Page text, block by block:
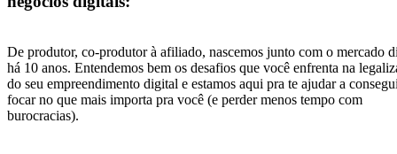
Tudo saido seu jeito
Além de poder emitir tanto a nota fiscal de serviço (NFSe) quanto a
Até mesmo dasvendas já realizadas